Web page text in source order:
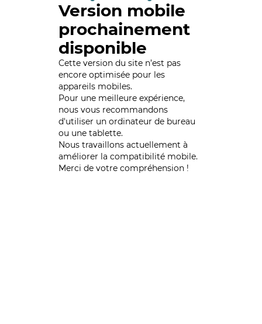
Version mobile
prochainement
disponible
Cette version du site n’est pas
encore optimisée pour les
appareils mobiles.
Pour une meilleure expérience,
nous vous recommandons
d'utiliser un ordinateur de bureau
ou une tablette.
Nous travaillons actuellement à
améliorer la compatibilité mobile.
Merci de votre compréhension !